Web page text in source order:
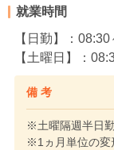
就業時間
【日勤】：
【土曜日】：
備 考
※土曜隔週半日
※1ヵ月単位の変